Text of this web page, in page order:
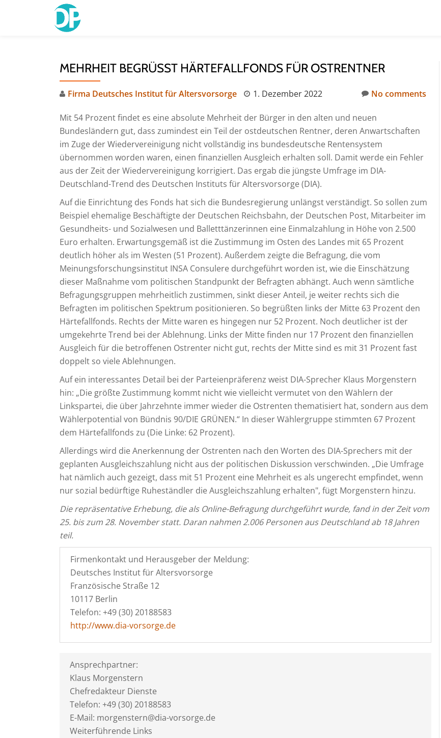
MEHRHEIT BEGRÜSST HÄRTEFALLFONDS FÜR OSTRENTNER
Firma Deutsches Institut für Altersvorsorge 1. Dezember 2022 No comments
Mit 54 Prozent findet es eine absolute Mehrheit der Bürger in den alten und neuen
Bundesländern gut, dass zumindest ein Teil der ostdeutschen Rentner, deren Anwartschaften
im Zuge der Wiedervereinigung nicht vollständig ins bundesdeutsche Rentensystem
übernommen worden waren, einen finanziellen Ausgleich erhalten soll. Damit werde ein Fehler
aus der Zeit der Wiedervereinigung korrigiert. Das ergab die jüngste Umfrage im DIA-
Deutschland-Trend des Deutschen Instituts für Altersvorsorge (DIA).
Auf die Einrichtung des Fonds hat sich die Bundesregierung unlängst verständigt. So sollen zum
Beispiel ehemalige Beschäftigte der Deutschen Reichsbahn, der Deutschen Post, Mitarbeiter im
Gesundheits- und Sozialwesen und Balletttänzerinnen eine Einmalzahlung in Höhe von 2.500
Euro erhalten. Erwartungsgemäß ist die Zustimmung im Osten des Landes mit 65 Prozent
deutlich höher als im Westen (51 Prozent). Außerdem zeigte die Befragung, die vom
Meinungsforschungsinstitut INSA Consulere durchgeführt worden ist, wie die Einschätzung
dieser Maßnahme vom politischen Standpunkt der Befragten abhängt. Auch wenn sämtliche
Befragungsgruppen mehrheitlich zustimmen, sinkt dieser Anteil, je weiter rechts sich die
Befragten im politischen Spektrum positionieren. So begrüßten links der Mitte 63 Prozent den
Härtefallfonds. Rechts der Mitte waren es hingegen nur 52 Prozent. Noch deutlicher ist der
umgekehrte Trend bei der Ablehnung. Links der Mitte finden nur 17 Prozent den finanziellen
Ausgleich für die betroffenen Ostrenter nicht gut, rechts der Mitte sind es mit 31 Prozent fast
doppelt so viele Ablehnungen.
Auf ein interessantes Detail bei der Parteienpräferenz weist DIA-Sprecher Klaus Morgenstern
hin: „Die größte Zustimmung kommt nicht wie vielleicht vermutet von den Wählern der
Linkspartei, die über Jahrzehnte immer wieder die Ostrenten thematisiert hat, sondern aus dem
Wählerpotential von Bündnis 90/DIE GRÜNEN.“ In dieser Wählergruppe stimmten 67 Prozent
dem Härtefallfonds zu (Die Linke: 62 Prozent).
Allerdings wird die Anerkennung der Ostrenten nach den Worten des DIA-Sprechers mit der
geplanten Ausgleichszahlung nicht aus der politischen Diskussion verschwinden. „Die Umfrage
hat nämlich auch gezeigt, dass mit 51 Prozent eine Mehrheit es als ungerecht empfindet, wenn
nur sozial bedürftige Ruheständler die Ausgleichszahlung erhalten", fügt Morgenstern hinzu.
Die repräsentative Erhebung, die als Online-Befragung durchgeführt wurde, fand in der Zeit vom
25. bis zum 28. November statt. Daran nahmen 2.006 Personen aus Deutschland ab 18 Jahren
teil.
Firmenkontakt und Herausgeber der Meldung:
Deutsches Institut für Altersvorsorge
Französische Straße 12
10117 Berlin
Telefon: +49 (30) 20188583
http://www.dia-vorsorge.de
Ansprechpartner:
Klaus Morgenstern
Chefredakteur Dienste
Telefon: +49 (30) 20188583
E-Mail: morgenstern@dia-vorsorge.de
Weiterführende Links